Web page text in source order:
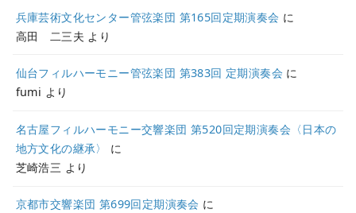
兵庫芸術文化センター管弦楽団 第165回定期演奏会 に
高田 二三夫 より
仙台フィルハーモニー管弦楽団 第383回 定期演奏会 に
fumi より
名古屋フィルハーモニー交響楽団 第520回定期演奏会〈日本の
地方文化の継承〉
に
芝崎浩三 より
京都市交響楽団 第699回定期演奏会 に